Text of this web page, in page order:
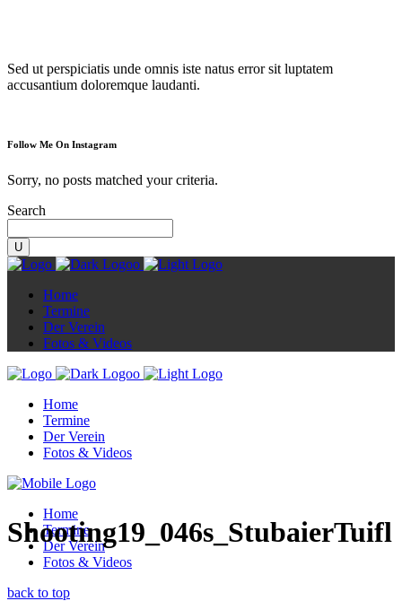
Sed ut perspiciatis unde omnis iste natus error sit luptatem
accusantium doloremque laudanti.
Follow Me On Instagram
Sorry, no posts matched your criteria.
Search
Home
Termine
Der Verein
Fotos & Videos
Home
Termine
Der Verein
Fotos & Videos
Home
Termine
Der Verein
Fotos & Videos
back to top
Shooting19_046s_StubaierTuifl